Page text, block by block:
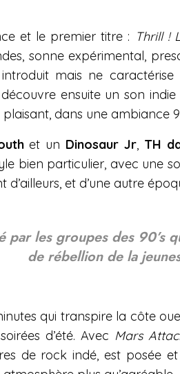
et le premier titre : Thrill !
sonne expérimental,
mais ne
découvre ensuite un son
dans une ambiance
et un Dinosaur Jr, TH
bien particulier, avec une
d’ailleurs, et d’une autre
par les groupes des 90’s
de rébellion de la
qui transpire la côte
d’été. Avec Mars
de rock indé, est posée